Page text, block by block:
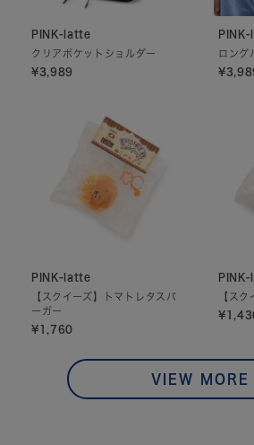
PINK-latte
クリアポケットショルダー
¥3,989
ロング
PINK-latte
【スクイーズ】トマトレタスバ
ーガー
¥1,760
【ス
VIEW MORE